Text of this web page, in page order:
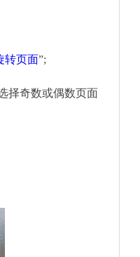
转页面”;
择奇数或偶数页面